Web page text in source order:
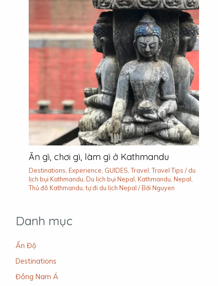
Ăn gì, chơi gì, làm gì ở Kathmandu
Destinations Experience GUIDES ,Travel ,Travel Tips / du
lịch bụi Kathmandu Du lịch bụi Nepal Kathmandu Nepal
Thủ đô Kathmandu ,tự đi du lịch Nepal / Bởi Nguyen
Danh mục
Ấn Độ
Destinations
Đông Nam Á